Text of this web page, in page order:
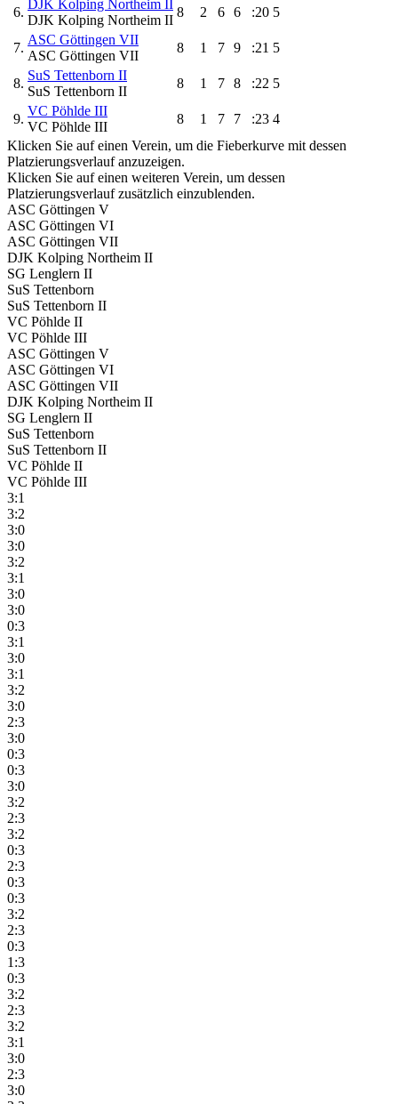
6.
DJK Kolping Northeim II
DJK Kolping Northeim II
8 2 6 6 :20 5
7.
ASC Göttingen VII
ASC Göttingen VII
8 1 7 9 :21 5
8.
SuS Tettenborn II
SuS Tettenborn II
8 1 7 8 :22 5
9.
VC Pöhlde III
VC Pöhlde III
8 1 7 7 :23 4
Klicken Sie auf einen Verein, um die Fieberkurve mit dessen
Platzierungsverlauf anzuzeigen.
Klicken Sie auf einen weiteren Verein, um dessen
Platzierungsverlauf zusätzlich einzublenden.
ASC Göttingen V
ASC Göttingen VI
ASC Göttingen VII
DJK Kolping Northeim II
SG Lenglern II
SuS Tettenborn
SuS Tettenborn II
VC Pöhlde II
VC Pöhlde III
ASC Göttingen V
ASC Göttingen VI
ASC Göttingen VII
DJK Kolping Northeim II
SG Lenglern II
SuS Tettenborn
SuS Tettenborn II
VC Pöhlde II
VC Pöhlde III
3:1
3:2
3:0
3:0
3:2
3:1
3:0
3:0
0:3
3:1
3:0
3:1
3:2
3:0
2:3
3:0
0:3
0:3
3:0
3:2
2:3
3:2
0:3
2:3
0:3
0:3
3:2
2:3
0:3
1:3
0:3
3:2
2:3
3:2
3:1
3:0
2:3
3:0